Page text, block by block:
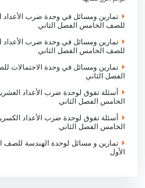
تمارين ومسائل في وحدة ضرب الأعداد
للصف الخامس الفصل الثاني
تمارين ومسائل في وحدة ضرب الأعداد
للصف الخامس الفصل الثاني
تمارين ومسائل في وحدة الاحتمالات
الفصل الثاني
أسئلة تفوق لوحدة ضرب الأعداد
الخامس الفصل الثاني
أسئلة تفوق لوحدة ضرب الأعداد
الخامس الفصل الثاني
تمارين و مسائل لوحدة الهندسة
الأول